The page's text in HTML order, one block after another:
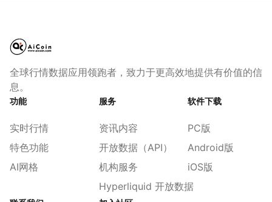
全球行情数据应用领跑者，致力于更高效地提供有价值的信
息。
功能
实时行情
特色功能
AI网格
服务
资讯内容
开放数据（API）
机构服务
Hyperliquid 开放数据
软件下载
PC版
Android版
iOS版